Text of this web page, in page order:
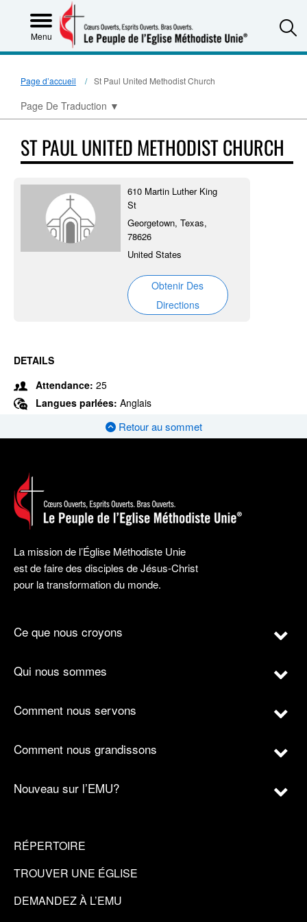
Menu
Page d’accueil St Paul United Methodist Church
Page De Traduction ▼
ST PAUL UNITED METHODIST CHURCH
610 Martin Luther King
St
Georgetown, Texas,
78626
United States
Obtenir Des
Directions
DETAILS
Attendance: 25
Langues parlées: Anglais
Retour au sommet
La mission de l’Église Méthodiste Unie
est de faire des disciples de Jésus-Christ
pour la transformation du monde.
Ce que nous croyons
Qui nous sommes
Comment nous servons
Comment nous grandissons
Nouveau sur l’EMU?
RÉPERTOIRE
TROUVER UNE ÉGLISE
DEMANDEZ À L’EMU